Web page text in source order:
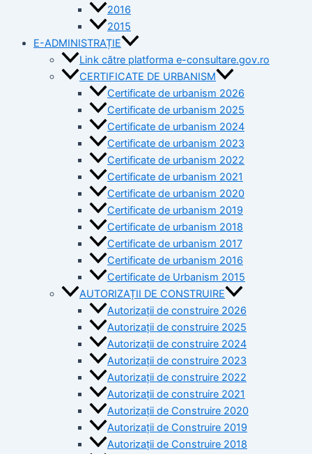
2016
2015
E-ADMINISTRAȚIE
Link către platforma e-consultare.gov.ro
CERTIFICATE DE URBANISM
Certificate de urbanism 2026
Certificate de urbanism 2025
Certificate de urbanism 2024
Certificate de urbanism 2023
Certificate de urbanism 2022
Certificate de urbanism 2021
Certificate de urbanism 2020
Certificate de urbanism 2019
Certificate de urbanism 2018
Certificate de urbanism 2017
Certificate de urbanism 2016
Certificate de Urbanism 2015
AUTORIZAȚII DE CONSTRUIRE
Autorizații de construire 2026
Autorizații de construire 2025
Autorizații de construire 2024
Autorizații de construire 2023
Autorizații de construire 2022
Autorizații de construire 2021
Autorizații de Construire 2020
Autorizații de Construire 2019
Autorizaţii de Construire 2018